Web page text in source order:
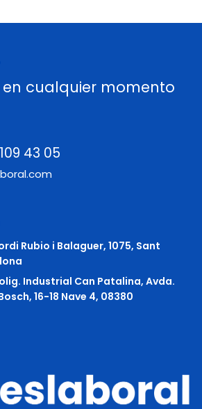
cualquier momento
43 05
Rubio i Balaguer, 1075, Sant
Industrial Can Patalina, Avda.
16-18 Nave 4, 08380